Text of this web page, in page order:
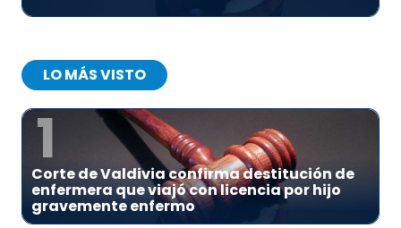
LO MÁS VISTO
1
Corte de Valdivia confirma destitución de
enfermera que viajó con licencia por hijo
gravemente enfermo